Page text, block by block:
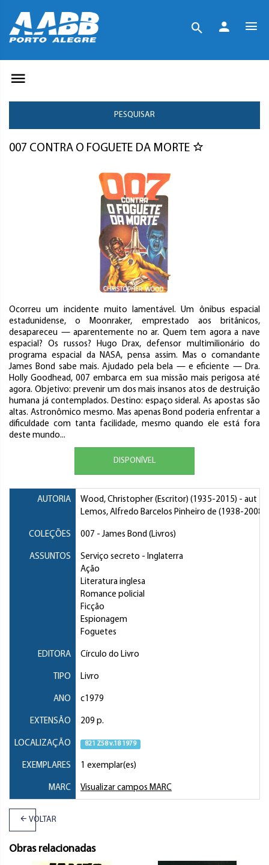
PESQUISAR
007 CONTRA O FOGUETE DA MORTE
Ocorreu um incidente muito lamentável. Um ônibus espacial
estadunidense, o Moonraker, emprestado aos britânicos,
desapareceu — aparentemente no ar. Quem tem agora a nave
espacial? Os russos? Hugo Drax, defensor multimilionário do
programa espacial da NASA, pensa assim. Mas o comandante
James Bond sabe mais. Ajudado pela bela — e eficiente — Dra.
Holly Goodhead, 007 embarca em sua missão mais perigosa até
agora. Objetivo: prevenir um dos mais insanos atos de destruição
humana já contemplados. Destino: espaço sideral. As apostas são
altas. Astronômico mesmo. Mas apenas Bond poderia enfrentar a
dificuldade com tanta facilidade, mesmo quando ele está fora
deste mundo...
DISPONÍVEL
AUTORIA Wood, Christopher (Escritor) (1935-2015) - aut
Lemos, Alfredo Barcelos Pinheiro de (1938-2008)
COLEÇÕES 007 - James Bond (Livros)
ASSUNTOS Serviço secreto - Inglaterra
Ação
Literatura inglesa
Romance policial
Ficção
Espionagem
Foguetes
EDITORA Círculo do Livro
TIPO Livro
ANO c1979
EXTENSÃO 209 p.
LOCALIZAÇÃO 821 Z58 v.18 1979
EXEMPLARES 1 exemplar(es)
MARC Visualizar campos MARC
VOLTAR
Obras relacionadas